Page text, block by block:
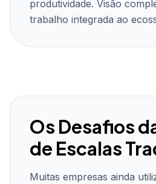
produtividade. Visão
trabalho integrada ao
Os Desafios
de Escalas
Muitas empresas ainda